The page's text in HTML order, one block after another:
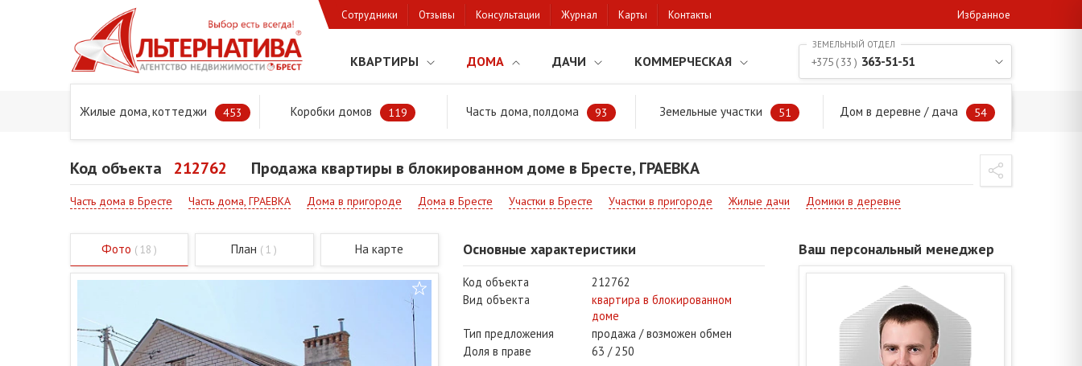
Сотрудники Отзывы Консультации Журнал Карты Контакты Избранное
КВАРТИРЫ ДОМА ДАЧИ КОММЕРЧЕСКАЯ
Жилые дома, коттеджи 453 Коробки домов 119 Часть дома, полдома 93 Земельные участки 51 Дом в деревне / дача 54
+375 ( 33 ) 363-51-51
Главная Предложения Дома в Бресте и Брестском районе Продажа квартиры в блокированном доме в Бресте, ГРАЕВКА
Код объекта 212762 Продажа квартиры в блокированном доме в Бресте, ГРАЕВКА
Часть дома в Бресте Часть дома, ГРАЕВКА Дома в пригороде Дома в Бресте Участки в Бресте Участки в пригороде Жилые дачи Домики в деревне
Фото ( 18 ) План ( 1 ) На карте Основные характеристики
Код объекта
212762
Вид объекта
квартира в блокированном
доме
Тип предложения
продажа / возможен обмен
Доля в праве
63 / 250
Ваш персональный менеджер